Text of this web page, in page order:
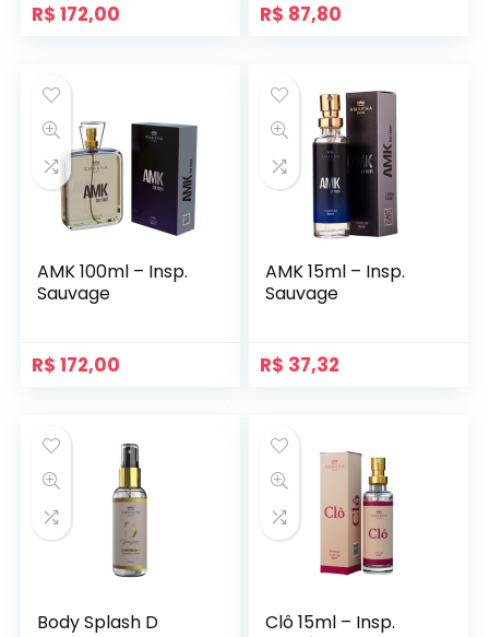
R$ 172,00 R$ 87,80
AMK 100ml – Insp.
Sauvage
R$ 172,00
AMK 15ml – Insp.
Sauvage
R$ 37,32
Body Splash D
Clô 15ml – Insp.